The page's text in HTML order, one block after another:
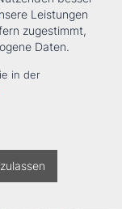
Suche
/
Leistungen
zugestimmt,
Daten.
in der